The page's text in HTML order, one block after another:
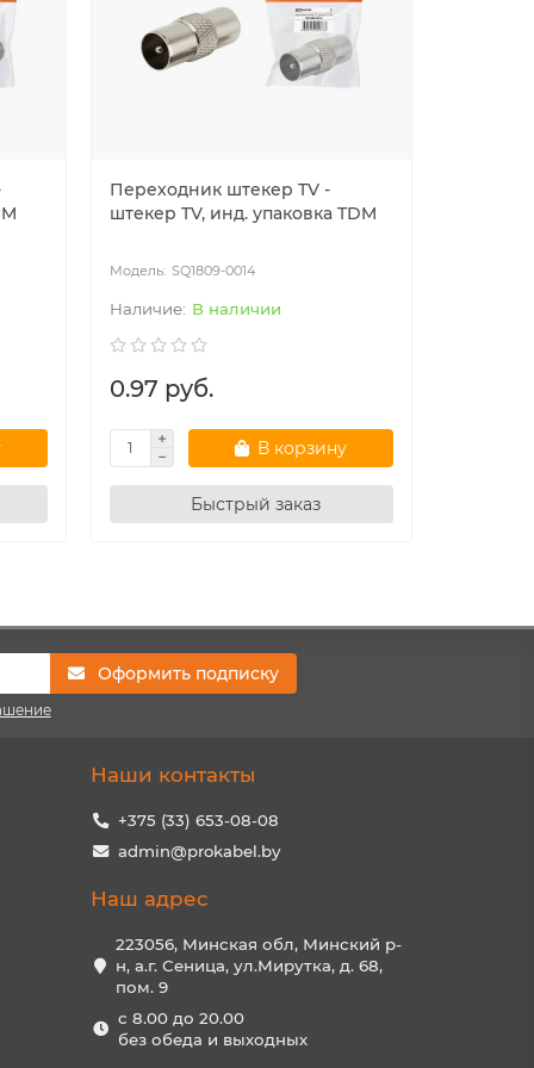
Переходник штекер TV -
штекер TV, инд. упаковка TDM
SQ1809-0014
В наличии
0.97 руб.
В корзину
Быстрый заказ
Оформить подписку
Наши контакты
+375 (33) 653-08-08
admin@prokabel.by
Наш адрес
223056, Минская обл, Минский р-
н, а.г. Сеница, ул.Мирутка, д. 68,
пом. 9
с 8.00 до 20.00
без обеда и выходных